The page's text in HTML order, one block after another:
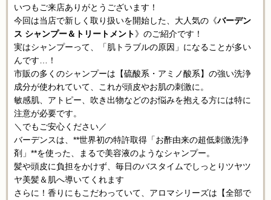
いつもご来店ありがとうございます！
今回は当店で新しく取り扱いを開始した、大人気の《バーデン
ス シャンプー＆トリートメント》のご紹介です！
実はシャンプーって、「肌トラブルの原因」になることが多い
んです…！
市販の多くのシャンプーは【硫酸系・アミノ酸系】の強い洗浄
成分が使われていて、これが頭皮やお肌の刺激に。
敏感肌、アトピー、吹き出物などのお悩みを抱える方には特に
注意が必要です。
＼でもご安心ください／
バーデンスは、**世界初の特許取得「お酢由来の超低刺激洗浄
剤」**を使った、まるで美容液のようなシャンプー。
髪や頭皮に負担をかけず、毎日のバスタイムでしっとりツヤツ
ヤ美髪＆肌へ導いてくれます
さらに！香りにもこだわっていて、アロマシリーズは【全部で